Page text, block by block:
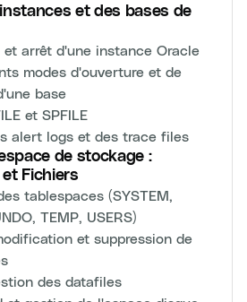
et des bases de
et arrêt d'une instance Oracle
modes d'ouverture et de
base
et SPFILE
alert logs et des trace files
de stockage :
Fichiers
tablespaces (SYSTEM,
TEMP, USERS)
et suppression de
des datafiles